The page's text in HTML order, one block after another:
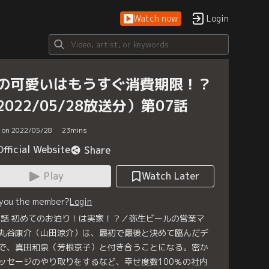
Watch now Login
可愛いはもうすぐ消費期限！？
05/28放送分）第07話
2022/05/28 23mins
Website
Share
Play
Watch Later
the member?Login
初めてのお泊り！は実家！？／弥生ビールの営業マ
谷康介（山田涼介）は、最初で最後と決めて臨んだデ
、真田和泉（芳根京子）と付き合うことになる。密か
セージのやり取りをするなど、幸せ度数100％の社内